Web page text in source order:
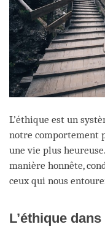
L’éthique est un
notre comportement
une vie plus
manière honnête,
ceux qui nous
L’éthique